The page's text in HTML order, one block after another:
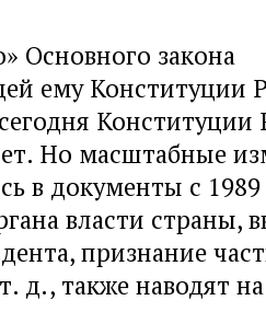
Основного закона
ему Конституции
Конституции
Но масштабные
в документы с 1989
власти страны,
признание
д., также наводят